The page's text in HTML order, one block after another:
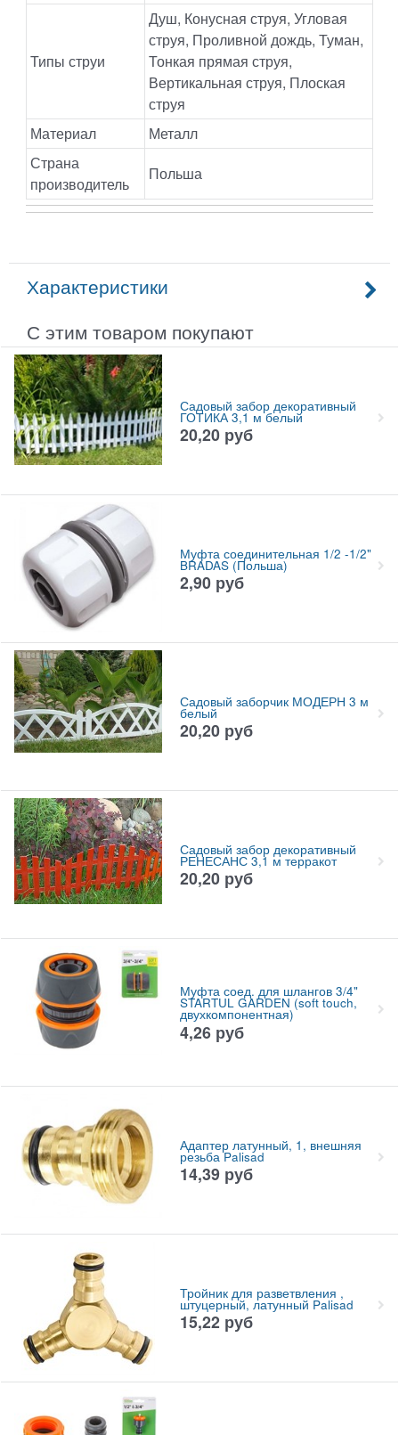
Типы струи
Душ, Конусная струя, Угловая
струя, Проливной дождь, Туман,
Тонкая прямая струя,
Вертикальная струя, Плоская
струя
Материал
Металл
Страна
производитель
Польша
Характеристики
С этим товаром покупают
Садовый забор декоративный
ГОТИКА 3,1 м белый
20,20 руб
Муфта соединительная 1/2 -1/2"
BRADAS (Польша)
2,90 руб
Садовый заборчик МОДЕРН 3 м
белый
20,20 руб
Садовый забор декоративный
РЕНЕСАНС 3,1 м терракот
20,20 руб
Муфта соед. для шлангов 3/4"
STARTUL GARDEN (soft touch,
двухкомпонентная)
4,26 руб
Адаптер латунный, 1, внешняя
резьба Palisad
14,39 руб
Тройник для разветвления ,
штуцерный, латунный Palisad
15,22 руб